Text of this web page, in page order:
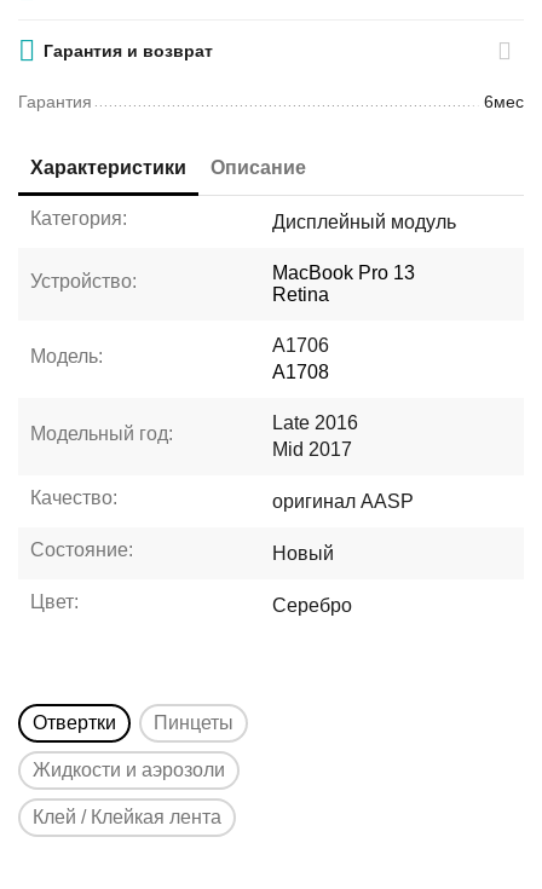
Гарантия и возврат
Гарантия 6мес
Характеристики Описание
Категория: Дисплейный модуль
Устройство:
MacBook Pro 13
Retina
Модель:
A1706
A1708
Модельный год:
Late 2016
Mid 2017
Качество: оригинал AASP
Состояние: Новый
Цвет: Серебро
Отвертки Пинцеты
Жидкости и аэрозоли
Клей / Клейкая лента